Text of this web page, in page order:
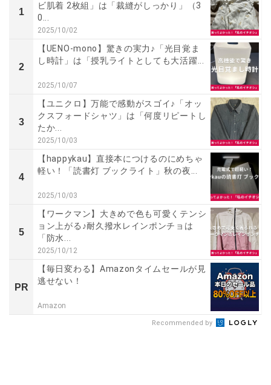
1
ビ肌着 2枚組」は「裁縫がしっかり」（3
0...
2025/10/02
2
【UENO-mono】驚きの実力♪「光目覚ま
し時計」は「授乳ライトとしても大活躍...
2025/10/07
3
【ユニクロ】万能で感動がスゴイ♪「オッ
クスフォードシャツ」は「何度リピートし
たか...
2025/10/03
4
【happykau】直接本につけるのにめちゃ
軽い！「読書灯 ブックライト」秋の夜...
2025/10/03
5
【ワークマン】大きめで色も可愛くテンシ
ョン上がる♪耐久撥水レインポンチョは
「防水...
2025/10/12
PR
【毎日変わる】Amazonタイムセールが見
逃せない！
Amazon
Recommended by